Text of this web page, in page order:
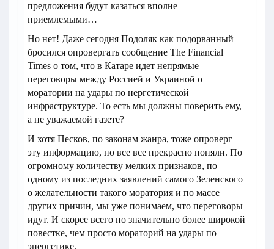
предложения будут казаться вполне
приемлемыми…
Но нет! Даже сегодня Подоляк как подорванный
бросился опровергать сообщение The Financial
Times о том, что в Катаре идет непрямые
переговоры между Россией и Украиной о
моратории на удары по нергетической
инфраструктуре. То есть мы должны поверить ему,
а не уважаемой газете?
И хотя Песков, по законам жанра, тоже опроверг
эту информацию, но все все прекрасно поняли. По
огромному количеству мелких признаков, по
одному из последних заявлений самого Зеленского
о желательности такого моратория и по массе
других причин, мы уже понимаем, что переговоры
идут. И скорее всего по значительно более широкой
повестке, чем просто мораторий на удары по
энергетике.